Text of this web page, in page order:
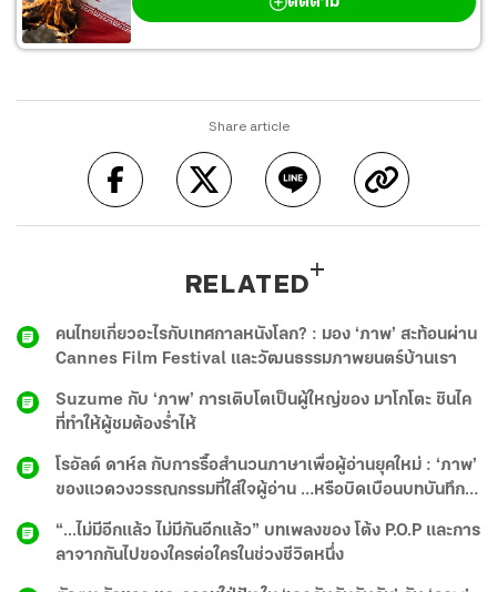
Share article
RELATED
คนไทยเกี่ยวอะไรกับเทศกาลหนังโลก? : มอง ‘ภาพ’ สะท้อนผ่าน
Cannes Film Festival และวัฒนธรรมภาพยนตร์บ้านเรา
Suzume กับ ‘ภาพ’ การเติบโตเป็นผู้ใหญ่ของ มาโกโตะ ชินไค
ที่ทำให้ผู้ชมต้องร่ำไห้
โรอัลด์ ดาห์ล กับการรื้อสำนวนภาษาเพื่อผู้อ่านยุคใหม่ : ‘ภาพ’
ของแวดวงวรรณกรรมที่ใส่ใจผู้อ่าน …หรือบิดเบือนบทบันทึก
“...ไม่มีอีกแล้ว ไม่มีกันอีกแล้ว” บทเพลงของ โต้ง P.O.P และการ
ลาจากกันไปของใครต่อใครในช่วงชีวิตหนึ่ง